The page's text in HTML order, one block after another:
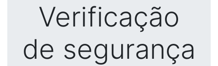
Verificação
de segurança